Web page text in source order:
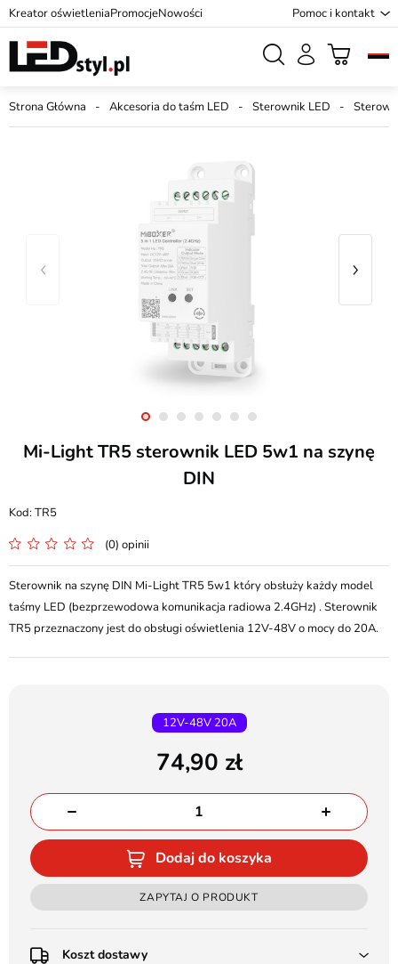
Kreator oświetleniaPromocjeNowości Pomoc i kontakt
Strona Główna Akcesoria do taśm LED Sterownik LED
Mi-Light TR5 sterownik LED 5w1 na szynę
DIN
TR5
(0) opinii
Sterownik na szynę DIN Mi-Light TR5 5w1 który obsłuży każdy model
taśmy LED (bezprzewodowa komunikacja radiowa 2.4GHz) . Sterownik
TR5 przeznaczony jest do obsługi oświetlenia 12V-48V o mocy do 20A.
12V-48V 20A
74,90
Dodaj do koszyka
ZAPYTAJ O PRODUKT
Koszt dostawy